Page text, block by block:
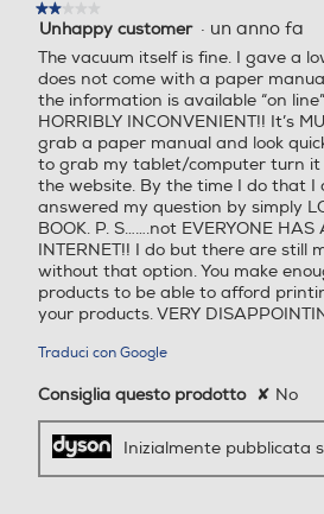
Specifiche
Peso
2,63 kg
Tempo di ricarica
5 ore 15
Filtrazione
Profondità-mm
250
Peso-Kg
2
★★★★★
★★★★★
2
su
stelle.
Unhappy customer · un anno fa
The vacuum itself is fine. I gave a
does not come with a paper
the information is available “on
HORRIBLY INCONVENIENT!! It’s
grab a paper manual and look
to grab my tablet/computer turn it
the website. By the time I do that I
answered my question by simply
BOOK. P. S…….not EVERYONE HAS
INTERNET!! I do but there are still
without that option. You make
products to be able to afford
your products. VERY
Traduci con Google
Consiglia questo prodotto ✘ No
Inizialmente pubblicata